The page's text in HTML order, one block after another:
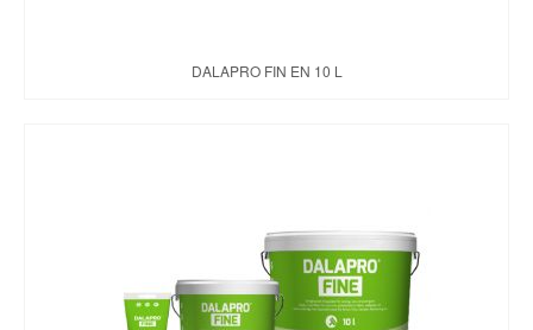
DALAPRO FIN EN 10 L